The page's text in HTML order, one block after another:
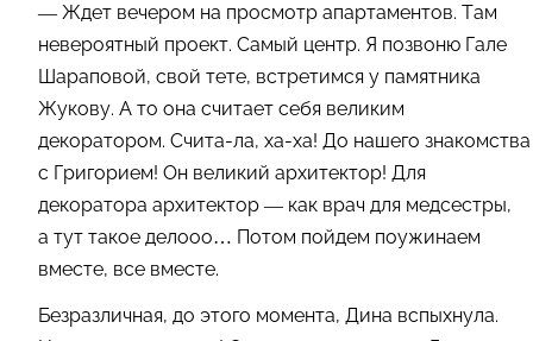
— Ждет вечером на просмотр апартаментов. Там
невероятный проект. Самый центр. Я позвоню Гале
Шараповой, свой тете, встретимся у памятника
Жукову. А то она считает себя великим
декоратором. Счита-ла, ха-ха! До нашего знакомства
с Григорием! Он великий архитектор! Для
декоратора архитектор — как врач для медсестры,
а тут такое делооо… Потом пойдем поужинаем
вместе, все вместе.
Безразличная, до этого момента, Дина вспыхнула.